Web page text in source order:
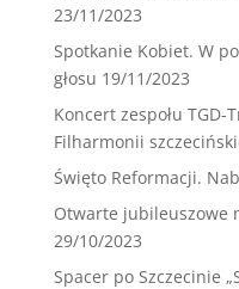
23/11/2023
Spotkanie Kobiet. W
głosu 19/11/2023
Koncert zespołu
Filharmonii
Święto Reformacji.
Otwarte jubileuszowe
29/10/2023
Spacer po Szczecinie